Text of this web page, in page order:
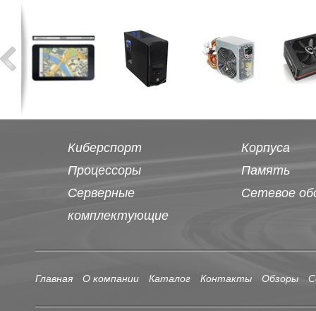
Киберспорт
Корпуса
Процессоры
Память
Серверные
комплектующие
Сетевое
Главная О компании Каталог Контакты Обзоры